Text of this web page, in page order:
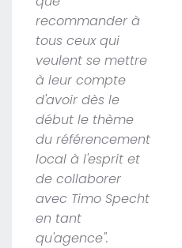
recommander à
tous ceux qui
veulent se mettre
à leur compte
d'avoir dès le
début le thème
du référencement
local à l'esprit et
de collaborer
avec Timo Specht
en tant
qu'agence".